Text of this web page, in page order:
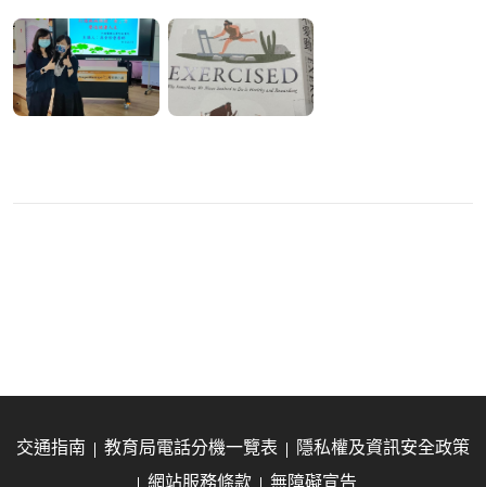
交通指南 教育局電話分機一覽表
隱私權及資訊安全政策
網站服務條款
無障礙宣告